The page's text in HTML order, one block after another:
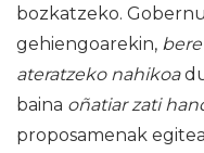
bozkatzeko.
gehiengoarekin,
ateratzeko nahikoa
baina oñatiar zati
proposamenak